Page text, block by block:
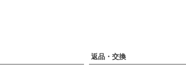
返品・交換